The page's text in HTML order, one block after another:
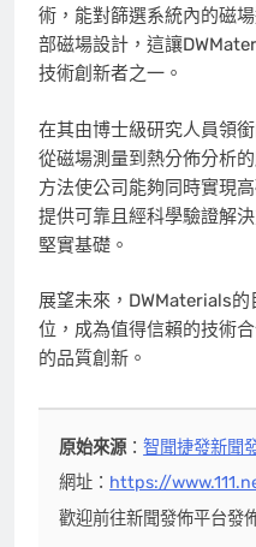
術，能對篩選系統內的磁
部磁場設計，這讓
技術創新者之一。
在其由博士級研究人員領
從磁場測量到熱分佈分析
方法使公司能夠同時實現
提供可靠且經科學驗證解
堅實基礎。
展望未來，DWMaterials
位，成為值得信賴的技術
的品質創新。
原始來源：智聞捷發新聞
網址： https://
歡迎前往新聞發佈平台發